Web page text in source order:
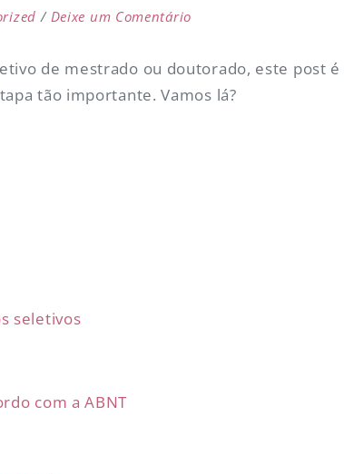
Deixe um Comentárioem
completo
para
de mestrado ou doutorado, este post é
tão importante. Vamos lá?
seletivos
com a ABNT